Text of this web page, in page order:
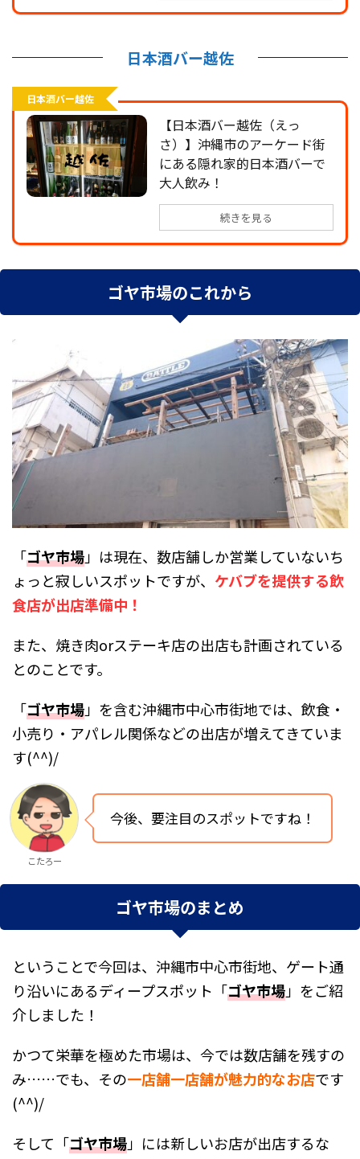
日本酒バー越佐
日本酒バー越佐
【日本酒バー越佐（えっ
さ）】沖縄市のアーケード街
にある隠れ家的日本酒バーで
大人飲み！
続きを見る
ゴヤ市場のこれから
「ゴヤ市場」は現在、数店舗しか営業していないち
ょっと寂しいスポットですが、 ケバブを提供する飲
食店が出店準備中！
また、焼き肉orステーキ店の出店も計画されている
とのことです。
「ゴヤ市場」を含む沖縄市中心市街地では、飲食・
小売り・アパレル関係などの出店が増えてきていま
す(^^)/
こたろー
今後、要注目のスポットですね！
ゴヤ市場のまとめ
ということで今回は、沖縄市中心市街地、ゲート通
り沿いにあるディープスポット「ゴヤ市場」をご紹
介しました！
かつて栄華を極めた市場は、今では数店舗を残すの
み……でも、その一店舗一店舗が魅力的なお店です
(^^)/
そして「ゴヤ市場」には新しいお店が出店するな